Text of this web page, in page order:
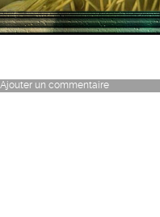
Ajouter un commentaire